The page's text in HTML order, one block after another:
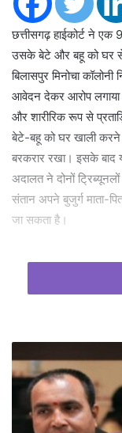
छत्तीसगढ़ हाईकोर्ट ने एक
उसके बेटे और बहू को घर
बिलासपुर मिनोचा
आवेदन देकर आरोप लगाया
और शारीरिक रूप से
बेटे-बहू को घर खाली करने
बरकरार रखा। इसके बाद
अदालत ने दोनों
संतान अपने बुजुर्ग माता-
जा सकता है।